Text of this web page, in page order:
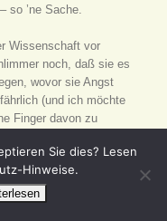
so ’ne Sache.
Wissenschaft vor
noch, daß sie es
wovor sie Angst
(und ich möchte
Finger davon zu
mag nun überlegen,
ja geradeswegs in die
uns die bange Frage:
Sie dies? Lesen
Hinweise.